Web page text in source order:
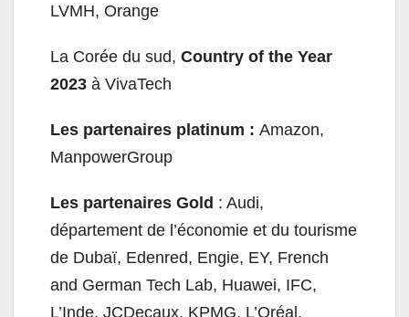
LVMH, Orange
La Corée du sud, Country of the Year
2023 à VivaTech
Les partenaires platinum : Amazon,
ManpowerGroup
Les partenaires Gold : Audi,
département de l’économie et du tourisme
de Dubaï, Edenred, Engie, EY, French
and German Tech Lab, Huawei, IFC,
L’Inde, JCDecaux, KPMG, L’Oréal,